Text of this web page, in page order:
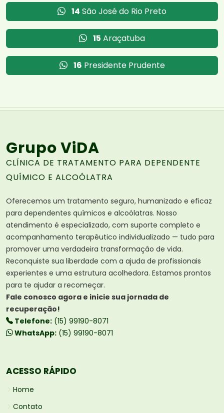
14 São José do Rio Preto
15 Araçatuba
16 Presidente Prudente
Grupo ViDA
CLÍNICA DE TRATAMENTO PARA DEPENDENTE
QUÍMICO E ALCOÓLATRA
Oferecemos um tratamento seguro, humanizado e eficaz
para dependentes químicos e alcoólatras. Nosso
atendimento é especializado, com suporte completo e
acompanhamento terapêutico individualizado — tudo para
promover uma verdadeira transformação de vida.
Reconquiste sua liberdade com a ajuda de profissionais
experientes e uma estrutura acolhedora. Estamos prontos
para te ajudar a recomeçar.
Fale conosco agora e inicie sua jornada de
recuperação!
Telefone: (15) 99190-8071
WhatsApp: (15) 99190-8071
ACESSO RÁPIDO
Home
Contato